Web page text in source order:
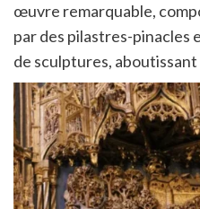
œuvre remarquable,
par des pilastres-pinacles
de sculptures, aboutissant